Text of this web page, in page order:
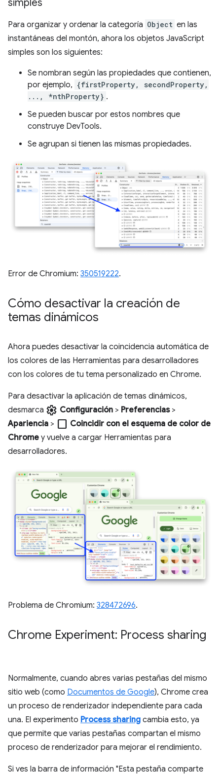
simples
Para organizar y ordenar la categoría Object en las
instantáneas del montón, ahora los objetos JavaScript
simples son los siguientes:
Se nombran según las propiedades que contienen,
por ejemplo, {firstProperty, secondProperty,
..., *nthProperty} .
Se pueden buscar por estos nombres que
construye DevTools.
Se agrupan si tienen las mismas propiedades.
Error de Chromium: 350519222.
Cómo desactivar la creación de
temas dinámicos
Ahora puedes desactivar la coincidencia automática de
los colores de las Herramientas para desarrolladores
con los colores de tu tema personalizado en Chrome.
Para desactivar la aplicación de temas dinámicos,
desmarca settings Configuración > Preferencias>
Apariencia > check_box_outline_blank Coincidir con el esquema de color de
Chrome y vuelve a cargar Herramientas para
desarrolladores.
Problema de Chromium: 328472696.
Chrome Experiment: Process sharing
Normalmente, cuando abres varias pestañas del mismo
sitio web (como Documentos de Google), Chrome crea
un proceso de renderizador independiente para cada
una. El experimento Process sharing cambia esto, ya
que permite que varias pestañas compartan el mismo
proceso de renderizador para mejorar el rendimiento.
Si ves la barra de información "Esta pestaña comparte